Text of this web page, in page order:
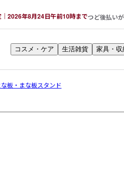
2026年8月24日午前10時までつど後払い
コスメ・ケア 生活雑貨 家具・
板・まな板スタンド